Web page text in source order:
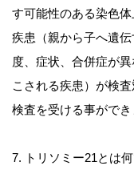
す可能性のある染色
疾患（親から子へ遺
度、症状、合併症が
こされる疾患）が検
検査を受ける事ができ
7. トリソミー21とは